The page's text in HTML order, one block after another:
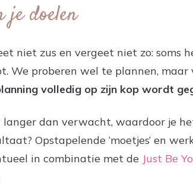
je doelen
niet zus en vergeet niet zo: soms
We proberen wel te plannen, maar
volledig op zijn kop wordt
dan verwacht, waardoor je
Opstapelende ‘moetjes’ en
in combinatie met de Just Be